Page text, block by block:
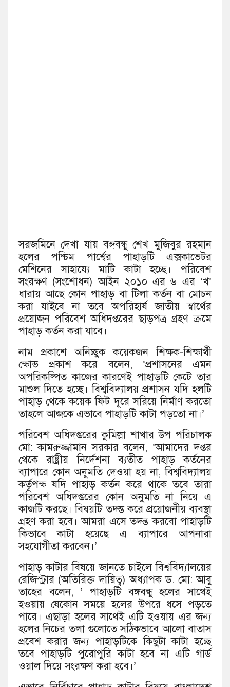
সরজমিনে দেখা যায় বঙ্গবন্ধু শেখ মুজিবুর রহমান
হলের পশ্চিম পার্শ্বের পাহাড়টি এক্সকাভেটর
মেশিনের সাহায্যে মাটি কাটা হচ্ছে। পরিবেশ
সংরক্ষণ (সংশোধন) আইন ২০১০ এর ৬ এর ‘খ’
ধারায় আছে কোন পাহাড় বা টিলা কর্তন বা মোচন
করা যাইবে না তবে অপরিহার্য জাতীয় স্বার্থের
প্রয়োজন পরিবেশ অধিদপ্তরের ছাড়পত্র গ্রহণ ক্রমে
পাহাড় কর্তন করা যাবে।
নাম প্রকাশে অনিচ্ছুক কয়েকজন শিক্ষক-শিক্ষার্থী
ক্ষোভ প্রকাশ করে বলেন, ‘প্রশাসনের এমন
অপরিকল্পিত কাজের কারণেই পাহাড়টি কেটে তার
মাশুল দিতে হচ্ছে। বিশ্ববিদ্যালয় প্রশাসন যদি হলটি
পাহাড় থেকে কয়েক ফিট দূরে সরিয়ে নির্মাণ করতো
তাহলে আজকে এভাবে পাহাড়টি কাটা পড়তো না।’
পরিবেশ অধিদপ্তরের কুমিল্লা শাখার উপ পরিচালক
মো: কামরুজ্জামান সরকার বলেন, ‘আমাদের দপ্তর
থেকে রাষ্ট্রীয় নির্দেশনা ব্যতীত পাহাড় কর্তনের
ব্যাপারে কোন অনুমতি দেওয়া হয় না, বিশ্ববিদ্যালয়
কর্তৃপক্ষ যদি পাহাড় কর্তন করে থাকে তবে তারা
পরিবেশ অধিদপ্তরের কোন অনুমতি না নিয়ে এ
কাজটি করছে। বিষয়টি তদন্ত করে প্রয়োজনীয় ব্যবস্থা
গ্রহণ করা হবে। আমরা এসে তদন্ত করবো পাহাড়টি
কিভাবে কাটা হয়েছে এ ব্যাপারে আপনারা
সহযোগীতা করবেন।’
পাহাড় কাটার বিষয়ে জানতে চাইলে বিশ্ববিদ্যালয়ের
রেজিস্ট্রার (অতিরিক্ত দায়িত্ব) অধ্যাপক ড. মো: আবু
তাহের বলেন, ‘ পাহাড়টি বঙ্গবন্ধু হলের সাথেই
হওয়ায় যেকোন সময়ে হলের উপরে ধসে পড়তে
পারে। এছাড়া হলের সাথেই এটি হওয়ায় এর জন্য
হলের নিচের তলা গুলোতে সঠিকভাবে আলো বাতাস
প্রবেশ করার জন্য পাহাড়টিকে কিছুটা কাটা হচ্ছে
তবে পাহাড়টি পুরোপুরি কাটা হবে না এটি গার্ড
ওয়াল দিয়ে সংরক্ষণ করা হবে।’